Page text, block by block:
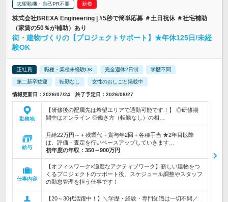
志望動機・自己PR不要
株式会社BREXA Engineering | #5秒で簡単応募 ＃土日祝休 ＃社宅補助
（家賃の50％が補助）あり
街・建物づくりの【プロジェクトサポート】★年休125日/未経
験OK
正社員 職種・業種未経験OK 完全週休2日制 学歴不問
第二新卒歓迎 転勤なし 女性のおしごと掲載中
情報更新日：2026/07/24 終了予定日：2026/08/27
勤務地
【研修後の配属先は希望エリアで通勤可能です！】 ◎研修期
間中はオンライン ◎働き方（転勤なし）の相…
給与
月給22万円～＋残業代＋賞与年2回＋各種手当 ★2年目以降
は、評価・査定を行いベースアップしていきます…
初年度の年収： 350～900万円
仕事内容
【オフィスワーク×適度なアクティブワーク】新しい建物をつ
くるプロジェクトのサポート役。スケジュール調整やスタッフ
の勤怠管理を担う仕事です！
【20～30代活躍中！】＼学歴・経験・専門知識は一切不問／